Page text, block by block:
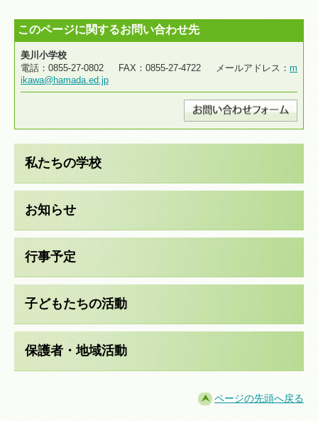
このページに関するお問い合わせ先
美川小学校
電話：0855-27-0802 FAX：0855-27-4722 メールアドレス： m
ikawa@hamada.ed.jp
私たちの学校
お知らせ
行事予定
子どもたちの活動
保護者・地域活動
ページの先頭へ戻る